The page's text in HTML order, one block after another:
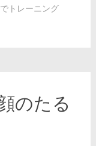
トレーニング
のたる